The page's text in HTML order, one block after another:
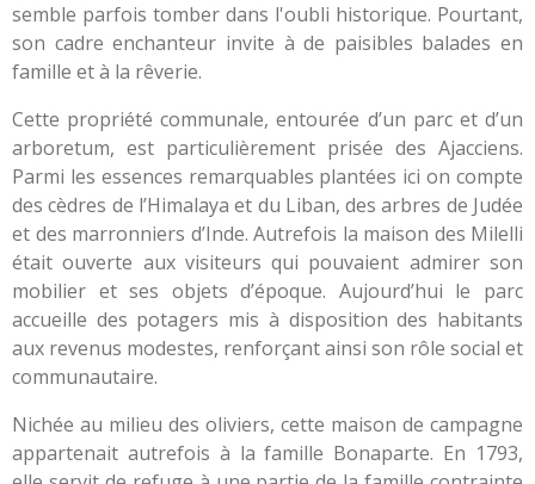
semble parfois tomber dans l'oubli historique. Pourtant,
son cadre enchanteur invite à de paisibles balades en
famille et à la rêverie.
Cette propriété communale, entourée d’un parc et d’un
arboretum, est particulièrement prisée des Ajacciens.
Parmi les essences remarquables plantées ici on compte
des cèdres de l’Himalaya et du Liban, des arbres de Judée
et des marronniers d’Inde. Autrefois la maison des Milelli
était ouverte aux visiteurs qui pouvaient admirer son
mobilier et ses objets d’époque. Aujourd’hui le parc
accueille des potagers mis à disposition des habitants
aux revenus modestes, renforçant ainsi son rôle social et
communautaire.
Nichée au milieu des oliviers, cette maison de campagne
appartenait autrefois à la famille Bonaparte. En 1793,